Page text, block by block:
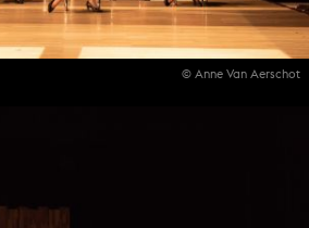
© Anne Van Aerschot